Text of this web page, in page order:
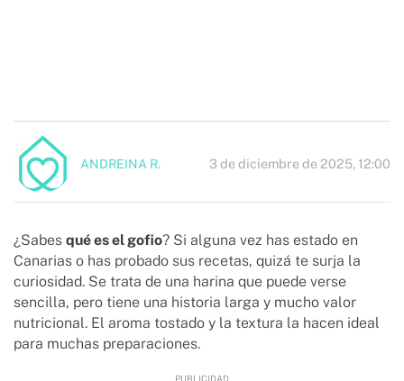
ANDREINA R. 3 de diciembre de 2025, 12:00
¿Sabes qué es el gofio? Si alguna vez has estado en
Canarias o has probado sus recetas, quizá te surja la
curiosidad. Se trata de una harina que puede verse
sencilla, pero tiene una historia larga y mucho valor
nutricional. El aroma tostado y la textura la hacen ideal
para muchas preparaciones.